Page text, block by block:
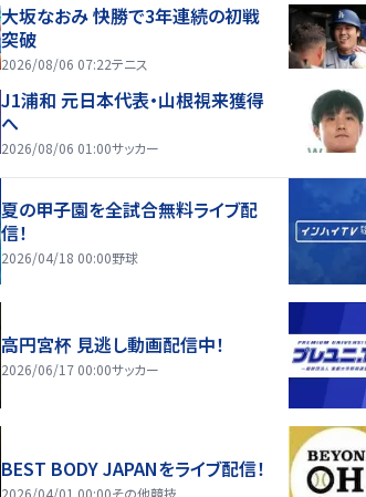
大坂なおみ 快勝で3年連続の初戦
突破
2026/08/06 07:22テニス
J1浦和 元日本代表・山根視来獲得
へ
2026/08/06 01:00サッカー
夏の甲子園を全試合無料ライブ配
信！
2026/04/18 00:00野球
高円宮杯 見逃し動画配信中！
2026/06/17 00:00サッカー
BEST BODY JAPANをライブ配信！